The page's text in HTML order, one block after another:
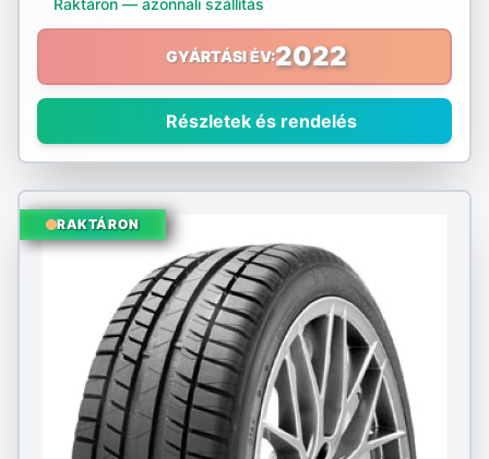
GYÁRTÁSI ÉV:2022
Részletek és rendelés
RAKTÁRON